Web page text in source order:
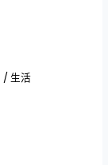
/ 生活